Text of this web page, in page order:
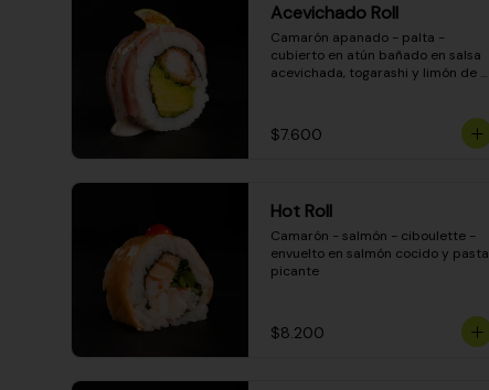
Acevichado Roll
Camarón apanado - palta -
cubierto en atún bañado en salsa
acevichada, togarashi y limón de
$7.600
Hot Roll
Camarón - salmón - ciboulette -
envuelto en salmón cocido y pasta
picante
$8.200